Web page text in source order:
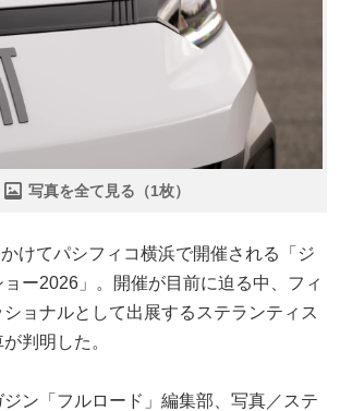
写真を全て見る（1枚）
けてパシフィコ横浜で開催される「ジ
ー2026」。開催が目前に迫る中、フィ
ョナルとして出展するステランティス
判明した。
ン「フルロード」編集部、写真／ステ